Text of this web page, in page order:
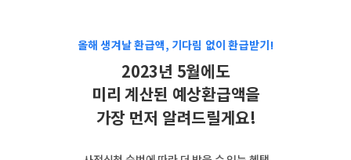
올해 생겨날 환급액, 기다림 없이 환급받기!
2023년 5월에도
미리 계산된 예상환급액을
가장 먼저 알려드릴게요!